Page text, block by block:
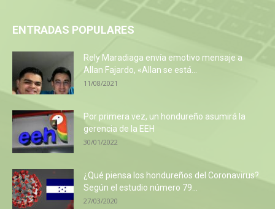
ENTRADAS POPULARES
Rely Maradiaga envía emotivo mensaje a
Allan Fajardo, «Allan se está...
11/08/2021
Por primera vez, un hondureño asumirá la
gerencia de la EEH
30/01/2022
¿Qué piensa los hondureños del Coronavirus?
Según el estudio número 79...
27/03/2020